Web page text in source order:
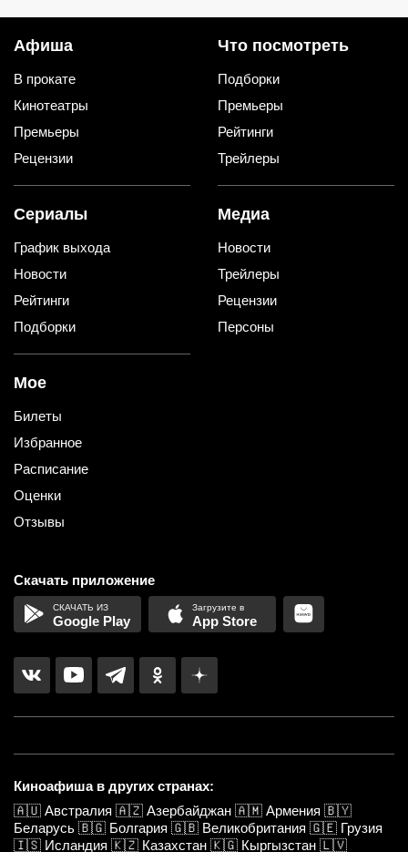
Афиша
В прокате
Кинотеатры
Премьеры
Рецензии
Что посмотреть
Подборки
Премьеры
Рейтинги
Трейлеры
Сериалы
График выхода
Новости
Рейтинги
Подборки
Медиа
Новости
Трейлеры
Рецензии
Персоны
Мое
Билеты
Избранное
Расписание
Оценки
Отзывы
Скачать приложение
Google Play App Store
Киноафиша в других странах:
🇦🇺 Австралия 🇦🇿 Азербайджан 🇦🇲 Армения 🇧🇾
Беларусь 🇧🇬 Болгария 🇬🇧 Великобритания 🇬🇪 Грузия
🇮🇸 Исландия 🇰🇿 Казахстан 🇰🇬 Кыргызстан 🇱🇻